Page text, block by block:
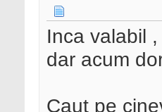
Inca valabil
dar acum
Caut pe